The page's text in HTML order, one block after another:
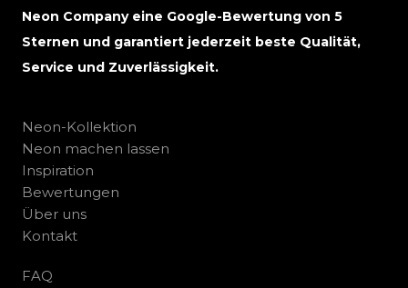
Neon Company eine Google-Bewertung von 5
Sternen und garantiert jederzeit beste Qualität,
Service und Zuverlässigkeit.
Neon-Kollektion
Neon machen lassen
Inspiration
Bewertungen
Über uns
Kontakt
FAQ